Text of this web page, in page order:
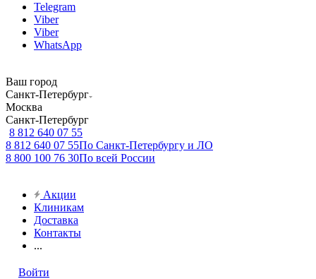
Telegram
Viber
Viber
WhatsApp
Ваш город
Санкт-Петербург
Москва
Санкт-Петербург
8 812 640 07 55
8 812 640 07 55По Санкт-Петербургу и ЛО
8 800 100 76 30По всей России
Акции
Клиникам
Доставка
Контакты
...
Войти